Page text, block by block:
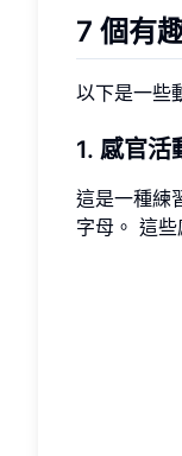
7 個有
以下是一些
1. 感官活
這是一種練
字母。 這